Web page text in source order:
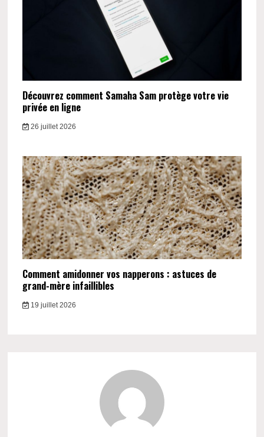
Découvrez comment Samaha Sam protège votre vie
privée en ligne
26 juillet 2026
Comment amidonner vos napperons : astuces de
grand-mère infaillibles
19 juillet 2026